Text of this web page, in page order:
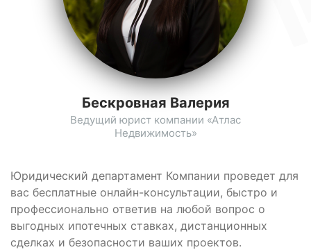
Юридический департамент Компании проведет для
вас бесплатные онлайн-консультации, быстро и
профессионально ответив на любой вопрос о
выгодных ипотечных ставках, дистанционных
сделках и безопасности ваших проектов.
Бескровная Валерия
Ведущий юрист компании «Атлас
Недвижимость»